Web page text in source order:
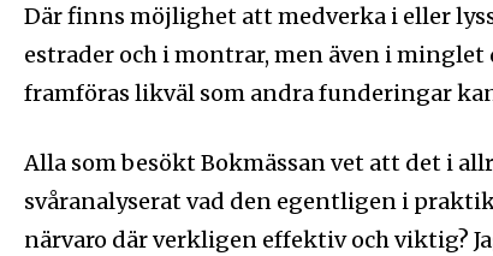
Där finns möjlighet att medverka i eller
estrader och i montrar, men även i
framföras likväl som andra funderingar
Alla som besökt Bokmässan vet att det i
svåranalyserat vad den egentligen i
närvaro där verkligen effektiv och viktig?